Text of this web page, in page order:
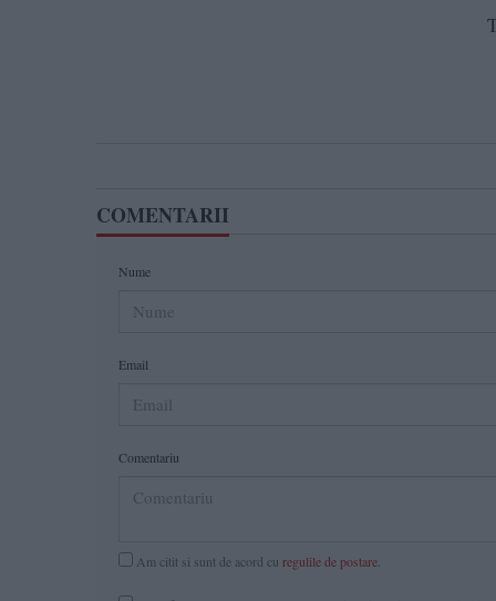
COMENTARII
Nume
Email
Comentariu
Am citit si sunt de acord cu regulile de postare